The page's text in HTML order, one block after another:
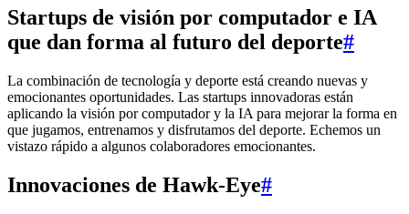
Startups de visión por computador e IA
que dan forma al futuro del deporte#
La combinación de tecnología y deporte está creando nuevas y
emocionantes oportunidades. Las startups innovadoras están
aplicando la visión por computador y la IA para mejorar la forma en
que jugamos, entrenamos y disfrutamos del deporte. Echemos un
vistazo rápido a algunos colaboradores emocionantes.
Innovaciones de Hawk-Eye#